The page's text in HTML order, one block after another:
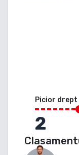
Picior drept
2